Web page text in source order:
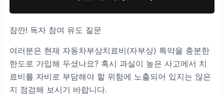
잠깐! 독자 참여 유도 질문
여러분은 현재 자동차부상치료비(자부상) 특약을 충분한
한도로 가입해 두셨나요? 혹시 과실이 높은 사고에서 치
료비를 자비로 부담해야 할 위험에 노출되어 있지는 않은
지 점검해 보시기 바랍니다.